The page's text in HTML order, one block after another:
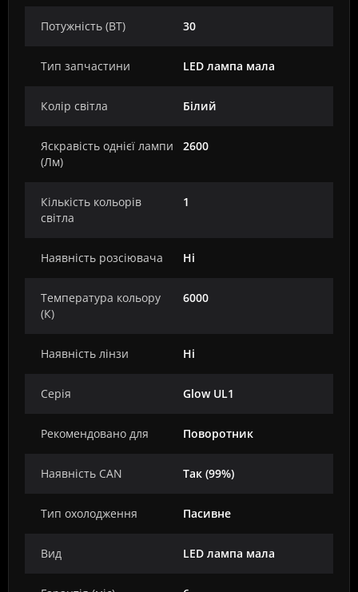
Потужність (ВТ) 30
Тип запчастини LED лампа мала
Колір світла Білий
Яскравість однієї лампи
(Лм)
2600
Кількість кольорів
світла
1
Наявність розсіювача Ні
Температура кольору
(К)
6000
Наявність лінзи Ні
Серія Glow UL1
Рекомендовано для Поворотник
Наявність CAN Так (99%)
Тип охолодження Пасивне
Вид LED лампа мала